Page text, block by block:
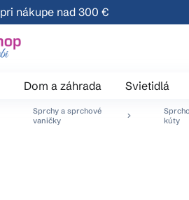
pri nákupe nad 300 €
Dom a záhrada Svietidlá
Sprchy a sprchové
vaničky
kúty